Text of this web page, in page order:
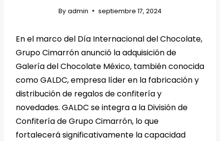
By admin septiembre 17, 2024
En el marco del Día Internacional del Chocolate,
Grupo Cimarrón anunció la adquisición de
Galería del Chocolate México, también conocida
como GALDC, empresa líder en la fabricación y
distribución de regalos de confitería y
novedades. GALDC se integra a la División de
Confitería de Grupo Cimarrón, lo que
fortalecerá significativamente la capacidad